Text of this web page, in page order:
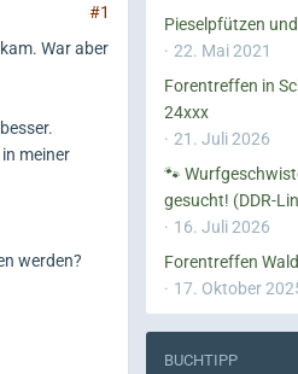
#1
War aber
meiner
werden?
Pieselpfützen
22. Mai 2021
Forentreffen in
24xxx
21. Juli 2026
🐾
gesucht! (DDR-
16. Juli 2026
Forentreffen
17. Oktober
BUCHTIPP